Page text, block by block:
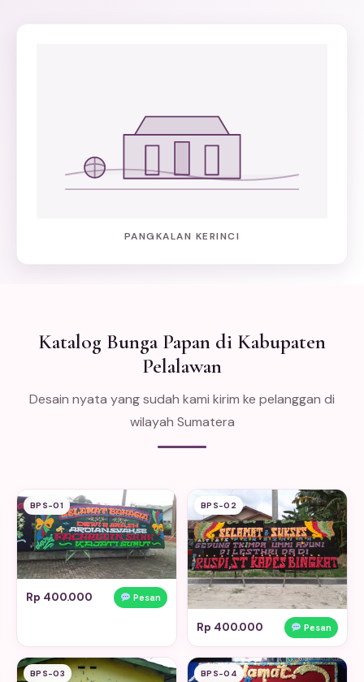
PANGKALAN KERINCI
Katalog Bunga Papan di Kabupaten
Pelalawan
Desain nyata yang sudah kami kirim ke pelanggan di
wilayah Sumatera
BPS-01
Rp 400.000 Pesan
BPS-02
Rp 400.000 Pesan
BPS-03 BPS-04